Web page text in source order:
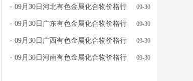
情参考
09月30日河北有色金属化合物价格行
情参考
09-30
09月30日广东有色金属化合物价格行
情参考
09-30
09月30日广西有色金属化合物价格行
情参考
09-30
09月30日河南有色金属化合物价格行
09-30